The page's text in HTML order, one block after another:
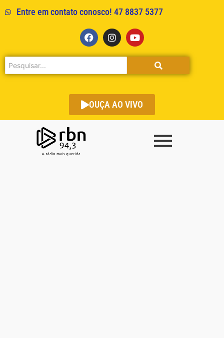
Entre em contato conosco! 47 8837 5377
OUÇA AO VIVO